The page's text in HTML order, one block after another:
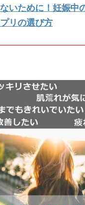
いために！妊娠中
リの選び方